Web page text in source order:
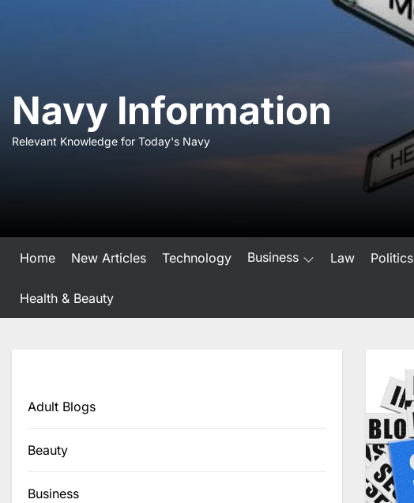
Navy Information
Relevant Knowledge for Today's Navy
Home New Articles Technology Business Law Politics
Health & Beauty
Adult Blogs
Beauty
Business